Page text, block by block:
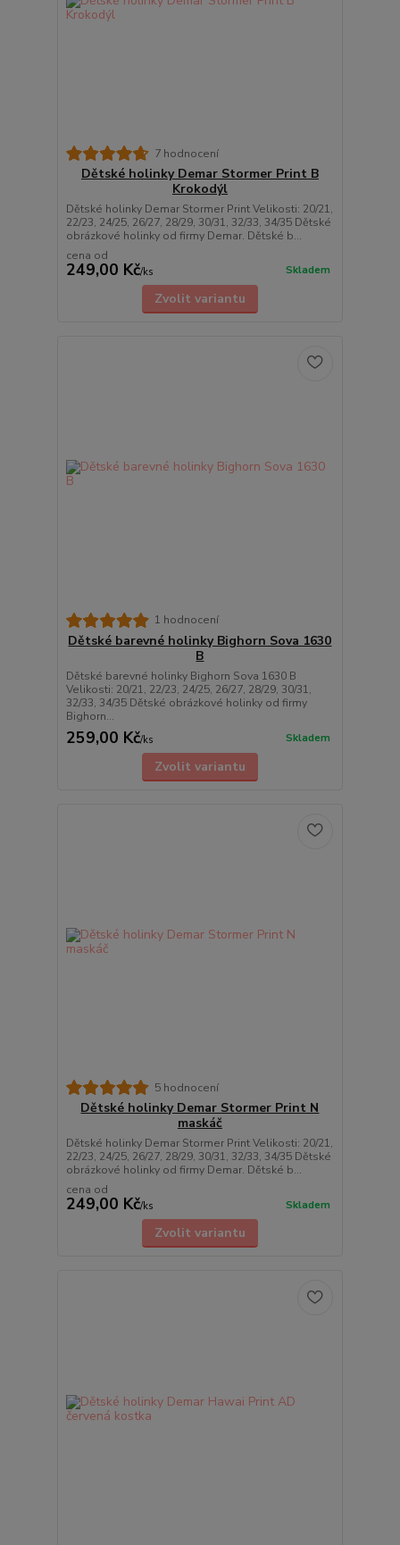
7 hodnocení
Dětské holinky Demar Stormer Print B
Krokodýl
Dětské holinky Demar Stormer Print Velikosti: 20/21,
22/23, 24/25, 26/27, 28/29, 30/31, 32/33, 34/35 Dětské
obrázkové holinky od firmy Demar. Dětské b...
cena od
249,00 Kč/ks Skladem
Zvolit variantu
1 hodnocení
Dětské barevné holinky Bighorn Sova 1630
B
Dětské barevné holinky Bighorn Sova 1630 B
Velikosti: 20/21, 22/23, 24/25, 26/27, 28/29, 30/31,
32/33, 34/35 Dětské obrázkové holinky od firmy
Bighorn...
259,00 Kč/ks Skladem
Zvolit variantu
5 hodnocení
Dětské holinky Demar Stormer Print N
maskáč
Dětské holinky Demar Stormer Print Velikosti: 20/21,
22/23, 24/25, 26/27, 28/29, 30/31, 32/33, 34/35 Dětské
obrázkové holinky od firmy Demar. Dětské b...
cena od
249,00 Kč/ks Skladem
Zvolit variantu